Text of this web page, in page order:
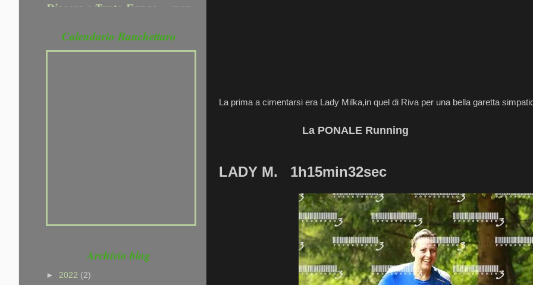
La prima a cimentarsi era Lady Milka,in quel di Riva per una bella garetta
La PONALE Running
LADY M. 1h15min32sec
ci ferma nessuno.... Perchè
calcio, a tennis, a rugby o a
Calendario Banchettaro
Archivio blog
► 2022 (2)